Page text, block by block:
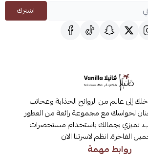
اشترك
إلى عالم من الروائح الجذابة وعجائب
لحواسك مع مجموعة رائعة من العطور
تميزي بجمالك باستخدام مستحضرات
الفاخرة. انظم لاسرتنا الان
روابط مهمة